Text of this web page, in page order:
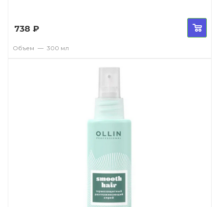
738 ₽
Объем — 300 мл